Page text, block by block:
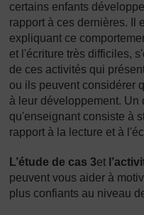
certains enfants
rapport à ces dernières. Il
expliquant ce
et l'écriture très difficiles,
de ces activités qui
ou ils peuvent considérer
à leur développement. Un
qu'enseignant consiste à
rapport à la lecture et à
L’étude de cas 3et
peuvent vous aider à
plus confiants au niveau